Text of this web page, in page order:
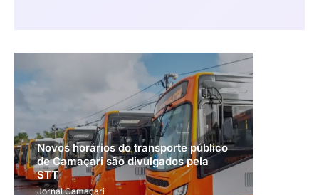
Novos horários do transporte público
de Camaçari são divulgados pela
STT
Jornal Camaçari